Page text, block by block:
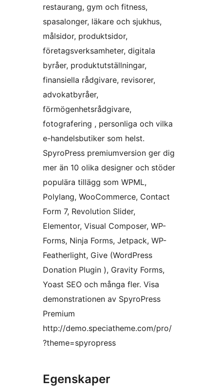
restaurang, gym och fitness,
spasalonger, läkare och sjukhus,
målsidor, produktsidor,
företagsverksamheter, digitala
byråer, produktutställningar,
finansiella rådgivare, revisorer,
advokatbyråer,
förmögenhetsrådgivare,
fotografering , personliga och vilka
e-handelsbutiker som helst.
SpyroPress premiumversion ger dig
mer än 10 olika designer och stöder
populära tillägg som WPML,
Polylang, WooCommerce, Contact
Form 7, Revolution Slider,
Elementor, Visual Composer, WP-
Forms, Ninja Forms, Jetpack, WP-
Featherlight, Give (WordPress
Donation Plugin ), Gravity Forms,
Yoast SEO och många fler. Visa
demonstrationen av SpyroPress
Premium
http://demo.speciatheme.com/pro/
?theme=spyropress
Egenskaper